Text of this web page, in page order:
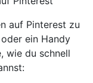
auf Pinterest zu
ein Handy
wie du schnell